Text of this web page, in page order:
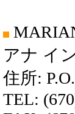
アナ イ
住所:
TEL: